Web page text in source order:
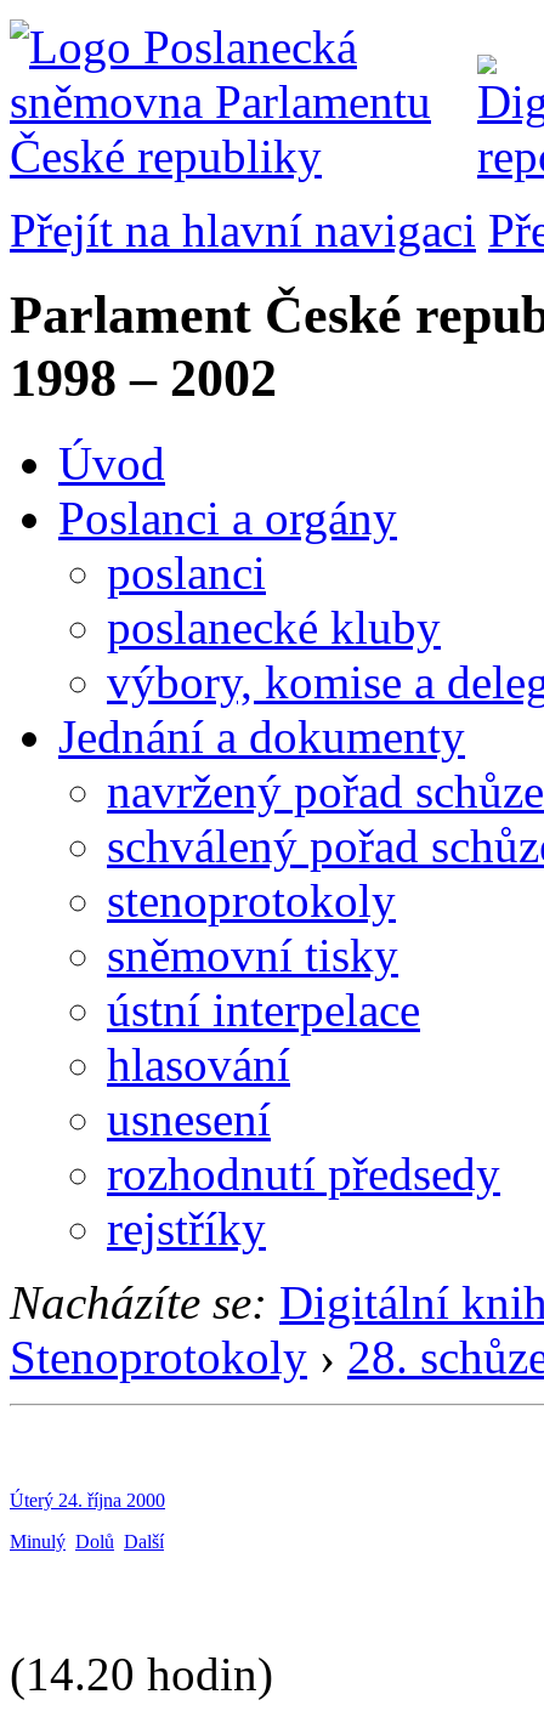
Přejít na hlavní navigaci
Parlament České
1998 – 2002
Úvod
Poslanci a orgány
poslanci
poslanecké kluby
výbory, komise a
Jednání a dokumenty
navržený pořad schůze
schválený pořad
stenoprotokoly
sněmovní tisky
ústní interpelace
hlasování
usnesení
rozhodnutí předsedy
rejstříky
Nacházíte se: Digitální
Stenoprotokoly › 28.
Úterý 24. října 2000
Minulý Dolů Další
(14.20 hodin)